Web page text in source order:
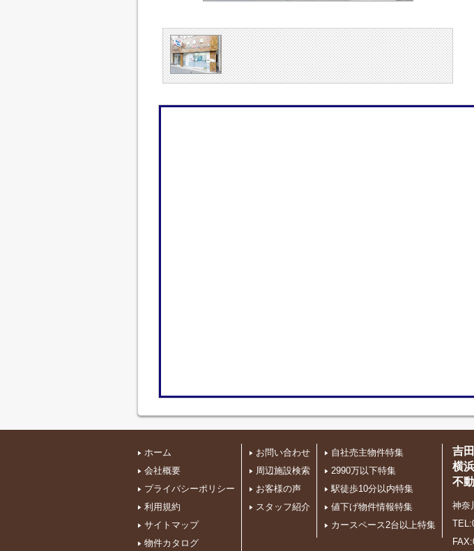
ホーム
会社概要
プライバシーポリシー
利用規約
サイトマップ
物件カタログ
お問い合わせ
周辺施設検索
お客様の声
スタッフ紹介
自社売主物件特集
2990万以下特集
駅徒歩10分以内特集
値下げ物件情報特集
カースペース2台以上特集
吉
横
不
神奈